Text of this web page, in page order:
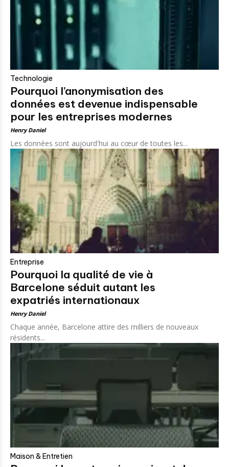
Technologie
Pourquoi l’anonymisation des
données est devenue indispensable
pour les entreprises modernes
Henry Daniel
Les données sont aujourd'hui au cœur de toutes les...
Entreprise
Pourquoi la qualité de vie à
Barcelone séduit autant les
expatriés internationaux
Henry Daniel
Chaque année, Barcelone attire des milliers de nouveaux
résidents...
Maison & Entretien